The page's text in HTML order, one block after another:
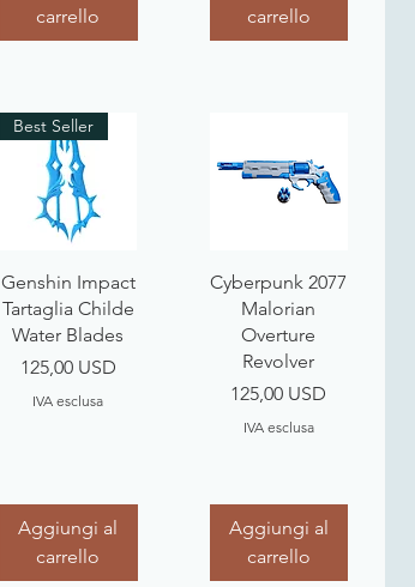
carrello
carrello
Vista rapida
Best Seller
Genshin Impact
Tartaglia Childe
Water Blades
Prezzo
125,00 USD
IVA esclusa
Aggiungi al
carrello
Vista rapida
Cyberpunk 2077
Malorian
Overture
Revolver
Prezzo
125,00 USD
IVA esclusa
Aggiungi al
carrello